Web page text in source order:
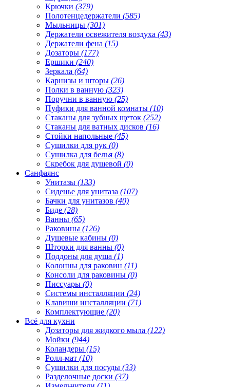
Крючки (379)
Полотенцедержатели (585)
Мыльницы (301)
Держатели освежителя воздуха (43)
Держатели фена (15)
Дозаторы (177)
Ершики (240)
Зеркала (64)
Карнизы и шторы (26)
Полки в ванную (323)
Поручни в ванную (25)
Пуфики для ванной комнаты (10)
Стаканы для зубных щеток (252)
Стаканы для ватных дисков (16)
Стойки напольные (45)
Сушилки для рук (0)
Сушилка для белья (8)
Скребок для душевой (0)
Санфаянс
Унитазы (133)
Сиденье для унитаза (107)
Бачки для унитазов (40)
Биде (28)
Ванны (65)
Раковины (126)
Душевые кабины (0)
Шторки для ванны (0)
Поддоны для душа (1)
Колонны для раковин (11)
Консоли для раковины (0)
Писсуары (0)
Системы инсталляции (24)
Клавиши инсталляции (71)
Комплектующие (20)
Всё для кухни
Дозаторы для жидкого мыла (122)
Мойки (944)
Коландеры (15)
Ролл-мат (10)
Сушилки для посуды (33)
Разделочные доски (37)